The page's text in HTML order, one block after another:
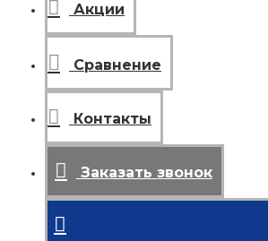
Акции
Сравнение
Контакты
Заказать звонок